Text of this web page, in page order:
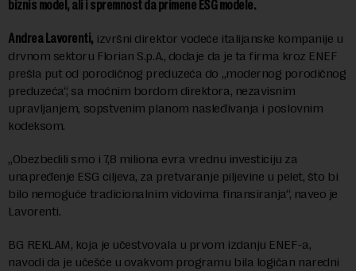
biznis model, ali i spremnost da primene ESG modele.
Andrea Lavorenti, izvršni direktor vodeće italijanske kompanije u
drvnom sektoru Florian S.p.A., dodaje da je ta firma kroz ENEF
prešla put od porodičnog preduzeća do „modernog porodičnog
preduzeća“, sa moćnim bordom direktora, nezavisnim
upravljanjem, sopstvenim planom nasleđivanja i poslovnim
kodeksom.
„Obezbedili smo i 7,8 miliona evra vrednu investiciju za
unapređenje ESG ciljeva, za pretvaranje piljevine u pelet, što bi
bilo nemoguće tradicionalnim vidovima finansiranja“, naveo je
Lavorenti.
BG REKLAM, koja je učestvovala u prvom izdanju ENEF-a,
navodi da je učešće u ovakvom programu bila logičan naredni